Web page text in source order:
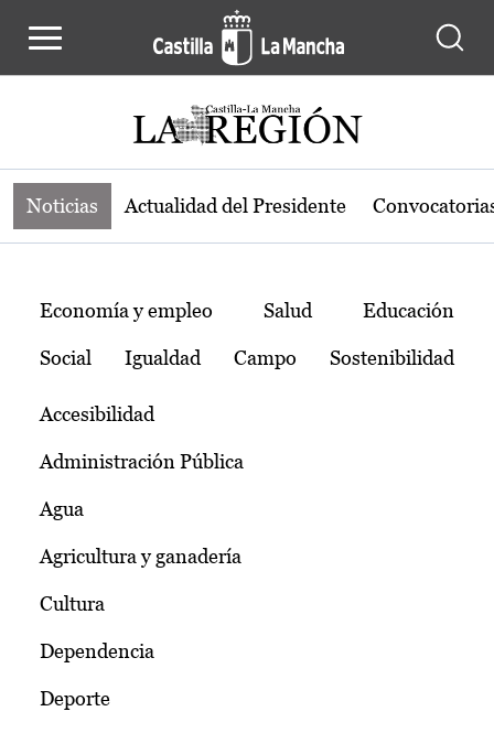
Noticias de la región de Castilla-La
Noticias Actualidad del Presidente
Temas
Economía y empleo Salud Educación
Social Igualdad Campo Sostenibilidad
Accesibilidad
Administración Pública
Agua
Agricultura y ganadería
Cultura
Dependencia
Deporte